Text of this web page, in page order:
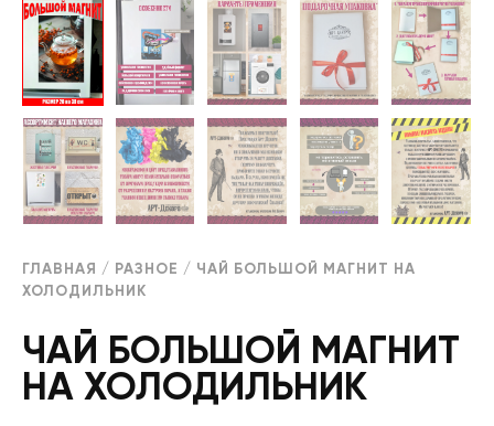
ГЛАВНАЯ / РАЗНОЕ / ЧАЙ БОЛЬШОЙ МАГНИТ НА
ХОЛОДИЛЬНИК
ЧАЙ БОЛЬШОЙ МАГНИТ
НА ХОЛОДИЛЬНИК